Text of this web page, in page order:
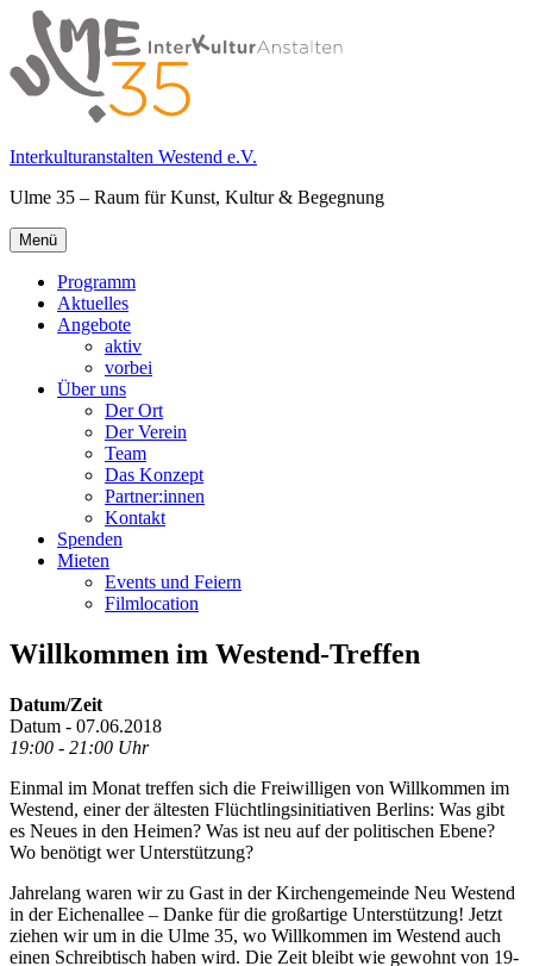
Springe
zum
Inhalt
Interkulturanstalten Westend e.V.
Ulme 35 – Raum für Kunst, Kultur & Begegnung
Primäres
Menü
Menü
Programm
Aktuelles
Angebote
aktiv
vorbei
Über uns
Der Ort
Der Verein
Team
Das Konzept
Partner:innen
Kontakt
Spenden
Mieten
Events und Feiern
Filmlocation
Willkommen im Westend-Treffen
Datum/Zeit
Datum - 07.06.2018
19:00 - 21:00 Uhr
Einmal im Monat treffen sich die Freiwilligen von Willkommen im
Westend, einer der ältesten Flüchtlingsinitiativen Berlins: Was gibt
es Neues in den Heimen? Was ist neu auf der politischen Ebene?
Wo benötigt wer Unterstützung?
Jahrelang waren wir zu Gast in der Kirchengemeinde Neu Westend
in der Eichenallee – Danke für die großartige Unterstützung! Jetzt
ziehen wir um in die Ulme 35, wo Willkommen im Westend auch
einen Schreibtisch haben wird. Die Zeit bleibt wie gewohnt von 19-